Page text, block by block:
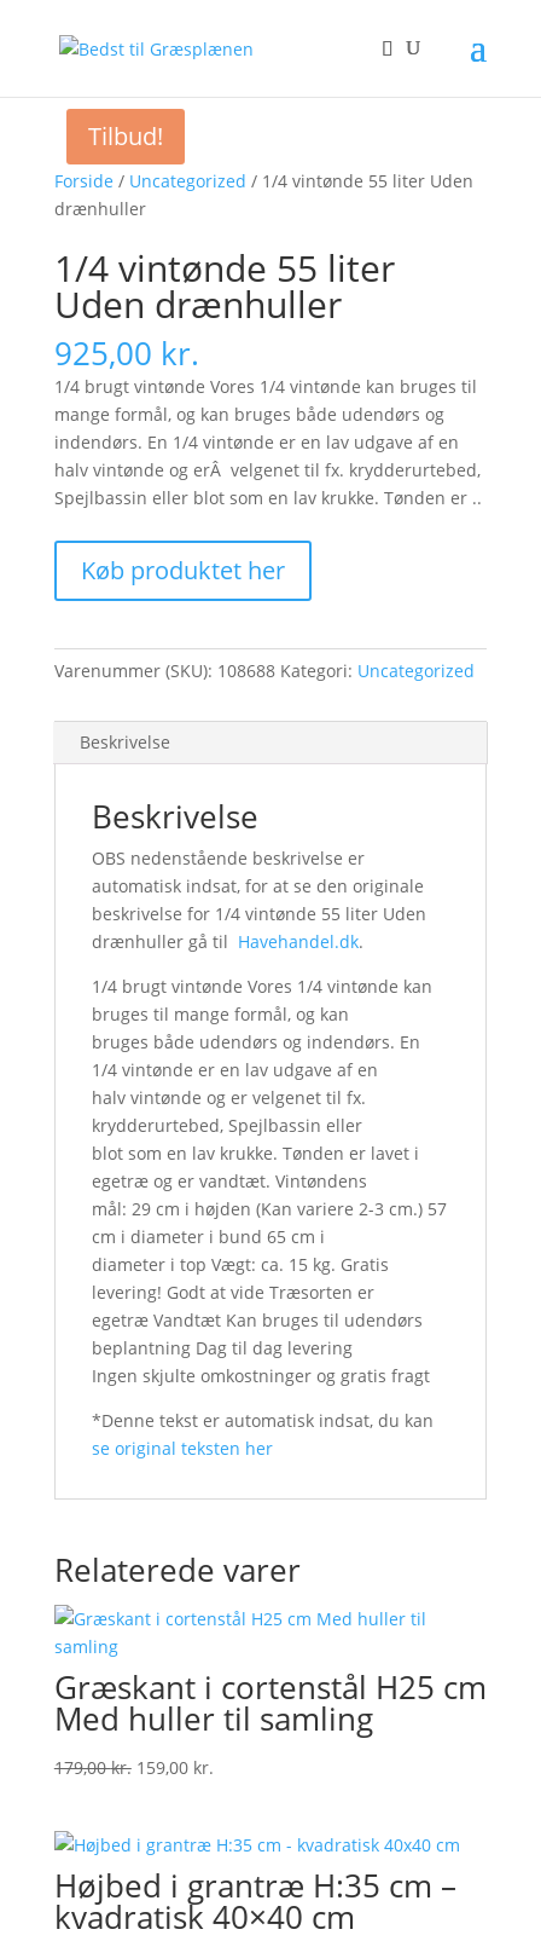
Forside / Uncategorized / 1/4 vintønde 55 liter Uden
drænhuller
1/4 vintønde 55 liter
Uden drænhuller
925,00 kr.
1/4 brugt vintønde Vores 1/4 vintønde kan bruges til
mange formål, og kan bruges både udendørs og
indendørs. En 1/4 vintønde er en lav udgave af en
halv vintønde og erÂ velgenet til fx. krydderurtebed,
Spejlbassin eller blot som en lav krukke. Tønden er ..
Køb produktet her
Varenummer (SKU): 108688 Kategori: Uncategorized
Beskrivelse
Beskrivelse
OBS nedenstående beskrivelse er
automatisk indsat, for at se den originale
beskrivelse for 1/4 vintønde 55 liter Uden
drænhuller gå til Havehandel.dk.
1/4 brugt vintønde Vores 1/4 vintønde kan
bruges til mange formål, og kan
bruges både udendørs og indendørs. En
1/4 vintønde er en lav udgave af en
halv vintønde og er velgenet til fx.
krydderurtebed, Spejlbassin eller
blot som en lav krukke. Tønden er lavet i
egetræ og er vandtæt. Vintøndens
mål: 29 cm i højden (Kan variere 2-3 cm.) 57
cm i diameter i bund 65 cm i
diameter i top Vægt: ca. 15 kg. Gratis
levering! Godt at vide Træsorten er
egetræ Vandtæt Kan bruges til udendørs
beplantning Dag til dag levering
Ingen skjulte omkostninger og gratis fragt
*Denne tekst er automatisk indsat, du kan
se original teksten her
Relaterede varer
Tilbud!
Græskant i cortenstål H25 cm
Med huller til samling
179,00kr. Original
179,00 kr..
159,00 kr.Current
159,00 kr..
Højbed i grantræ H:35 cm –
kvadratisk 40×40 cm